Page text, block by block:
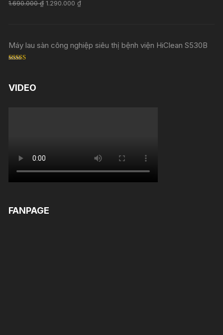
out of 5
1.690.000₫ 1.290.000₫
Máy lau sàn công nghiệp siêu thị bệnh viện HiClean S530B
VIDEO
FANPAGE